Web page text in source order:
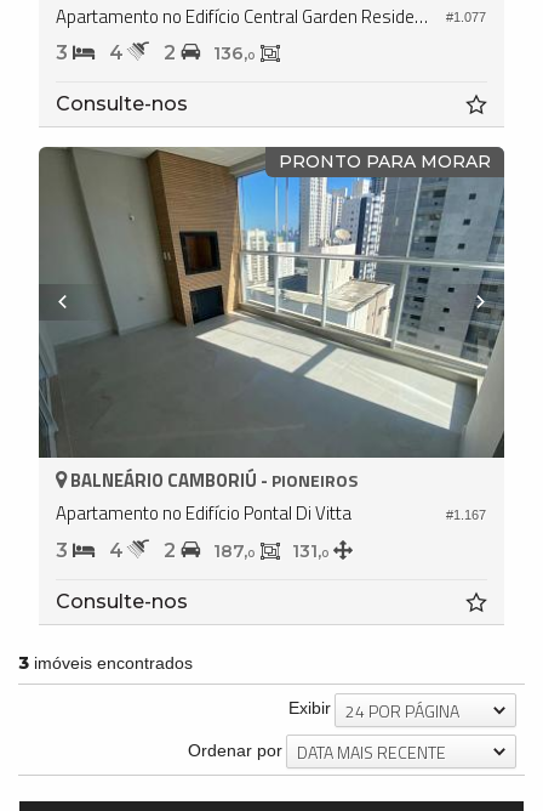
#1.077
Apartamento no Edifício Central Garden Residence
3 4 2 136,0
Consulte-nos
PRONTO PARA MORAR
#1.167
BALNEÁRIO CAMBORIÚ - PIONEIROS
Apartamento no Edifício Pontal Di Vitta
3 4 2 187,0 131,0
Consulte-nos
3 imóveis encontrados
Exibir 24 POR PÁGINA
Ordenar por DATA MAIS RECENTE